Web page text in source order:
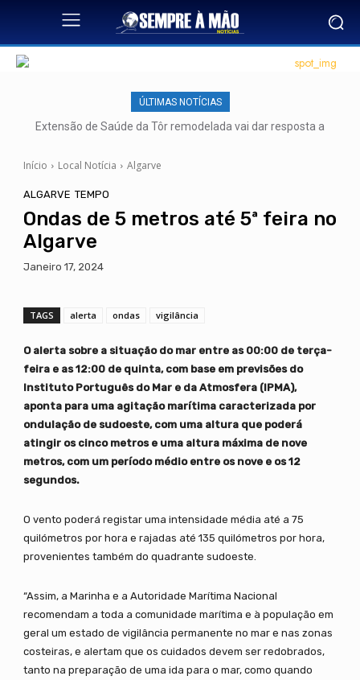
ÚLTIMAS NOTÍCIAS
Extensão de Saúde da Tôr remodelada vai dar resposta a
Início Local Notícia Algarve
ALGARVE TEMPO
Ondas de 5 metros até 5ª feira no
Algarve
Janeiro 17, 2024
TAGS alerta ondas vigilância
O alerta sobre a situação do mar entre as 00:00 de terça-
feira e as 12:00 de quinta, com base em previsões do
Instituto Português do Mar e da Atmosfera (IPMA),
aponta para uma agitação marítima caracterizada por
ondulação de sudoeste, com uma altura que poderá
atingir os cinco metros e uma altura máxima de nove
metros, com um período médio entre os nove e os 12
segundos.
O vento poderá registar uma intensidade média até a 75
quilómetros por hora e rajadas até 135 quilómetros por hora,
provenientes também do quadrante sudoeste.
“Assim, a Marinha e a Autoridade Marítima Nacional
recomendam a toda a comunidade marítima e à população em
geral um estado de vigilância permanente no mar e nas zonas
costeiras, e alertam que os cuidados devem ser redobrados,
tanto na preparação de uma ida para o mar, como quando